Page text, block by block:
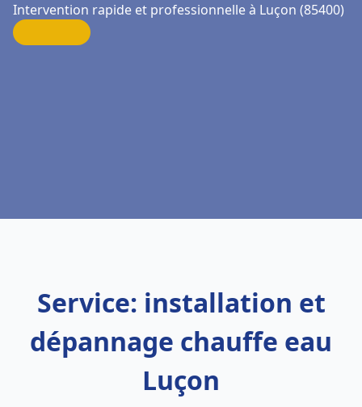
Intervention rapide et professionnelle à Luçon (85400)
Service: installation et
dépannage chauffe eau
Luçon